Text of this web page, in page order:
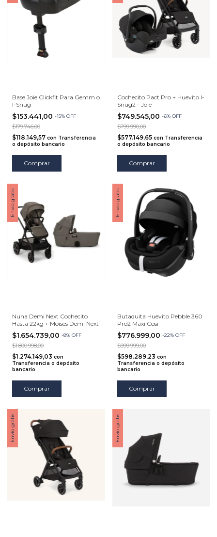
Base Joie Clickfit Para Gemm o
I-Snug
$153.441,00 -15% OFF
$179.746,00
$118.149,57 con Transferencia
o depósito bancario
Comprar
Cochecito Pact Pro + Huevito I-
Snug2 - Joie
$749.545,00 -6% OFF
$799.990,00
$577.149,65 con Transferencia
o depósito bancario
Comprar
Envío gratis
Nuna Demi Next Cochecito
Hasta 22kg + Moises Demi Next
$1.654.739,00 -8% OFF
$1.800.998,00
$1.274.149,03 con
Transferencia o depósito
bancario
Comprar
Envío gratis
Butaquita Huevito Pebble 360
Pro2 Maxi Cosi
$776.999,00 -22% OFF
$999.999,00
$598.289,23 con
Transferencia o depósito
bancario
Comprar
Envío gratis Envío gratis